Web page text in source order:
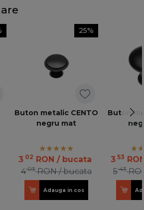
25%
Buton metalic CENTO
negru mat
3 02 RON / bucata
403 RON / bucata
Adauga in cos
Buton
3 53
543